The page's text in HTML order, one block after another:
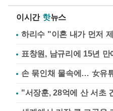
이시간 핫뉴스
하리수 "이혼 내가 먼저
표창원, 남규리에 15년
손 묶인채 물속에… 女유
"서장훈, 28억에 산 서초